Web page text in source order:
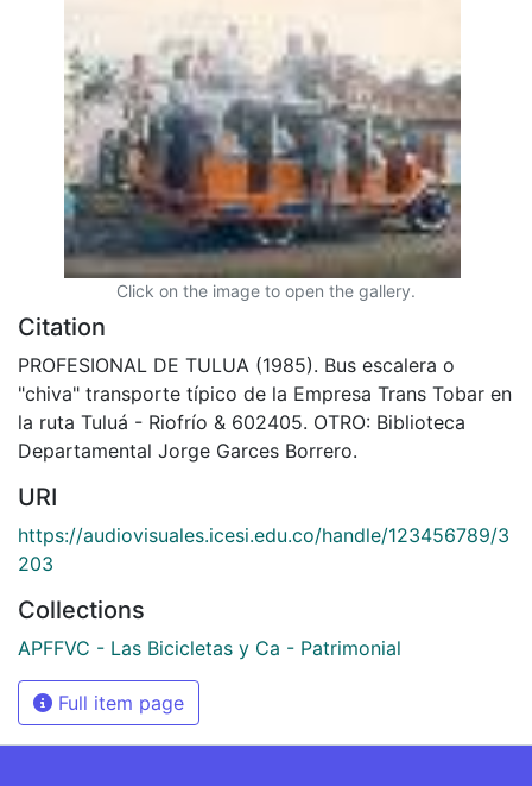
Click on the image to open the gallery.
Citation
PROFESIONAL DE TULUA (1985). Bus escalera o
"chiva" transporte típico de la Empresa Trans Tobar en
la ruta Tuluá - Riofrío & 602405. OTRO: Biblioteca
Departamental Jorge Garces Borrero.
URI
https://audiovisuales.icesi.edu.co/handle/123456789/3
203
Collections
APFFVC - Las Bicicletas y Ca - Patrimonial
Full item page